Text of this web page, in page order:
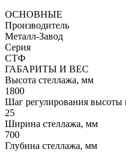
ОСНОВНЫЕ
Производитель
Металл-Завод
Серия
СТФ
ГАБАРИТЫ И ВЕС
Высота стеллажа, мм
1800
Шаг регулирования
25
Ширина стеллажа, мм
700
Глубина стеллажа, мм